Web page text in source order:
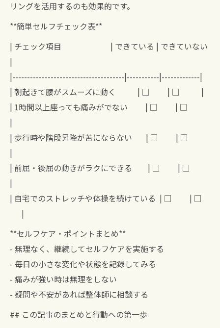
リングを活用するのも効果的です。
**簡単セルフチェック表**
| チェック項目 | できている | できていない
|
|--------------------------------------|-----------|-------------|
| 朝起きて腰がスムーズに動く | □ | □ |
| 1時間以上座っても痛みがでない | □ | □
|
| 歩行時や階段昇降が苦にならない | □ | □
|
| 前屈・後屈の動きがラクにできる | □ | □
|
| 自宅でのストレッチや体操を続けている | □ | □
|
**セルフケア・ポイントまとめ**
- 無理なく、継続してセルフケアを実施する
- 毎日の小さな変化や状態を記録してみる
- 痛みが強い時は無理をしない
- 疑問や不安があれば整体師に相談する
## この記事のまとめと行動への第一歩